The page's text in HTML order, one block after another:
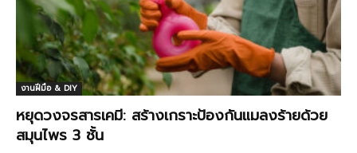
งานฝีมือ & DIY
หยุดวงจรสารเคมี: สร้างเกราะป้องกันแมลงร้ายด้วย
สมุนไพร 3 ชั้น